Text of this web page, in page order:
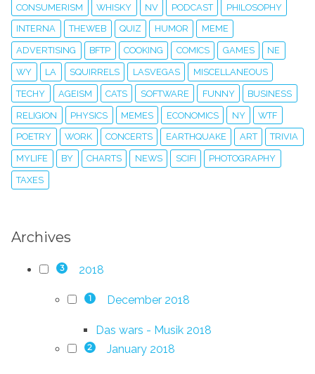
CONSUMERISM WHISKY NV PODCAST PHILOSOPHY
INTERNA THEWEB QUIZ HUMOR MEME
ADVERTISING BFTP COOKING COMICS GAMES NE
WY LA SQUIRRELS LASVEGAS MISCELLANEOUS
TECHY AGEISM CATS SOFTWARE FUNNY BUSINESS
RELIGION PHYSICS MEMES ECONOMICS NY WTF
POETRY WORK CONCERTS EARTHQUAKE ART TRIVIA
MYLIFE BY CHARTS NEWS SCIFI PHOTOGRAPHY
TAXES
Archives
3 2018
1 December 2018
Das wars - Musik 2018
2 January 2018